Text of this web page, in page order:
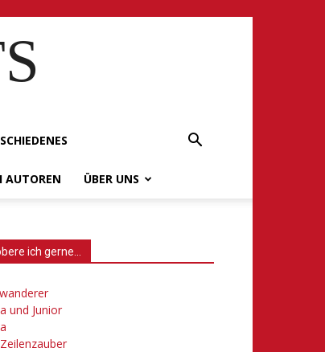
AUTOREN ÜBER UNS
ich gerne…
und Junior